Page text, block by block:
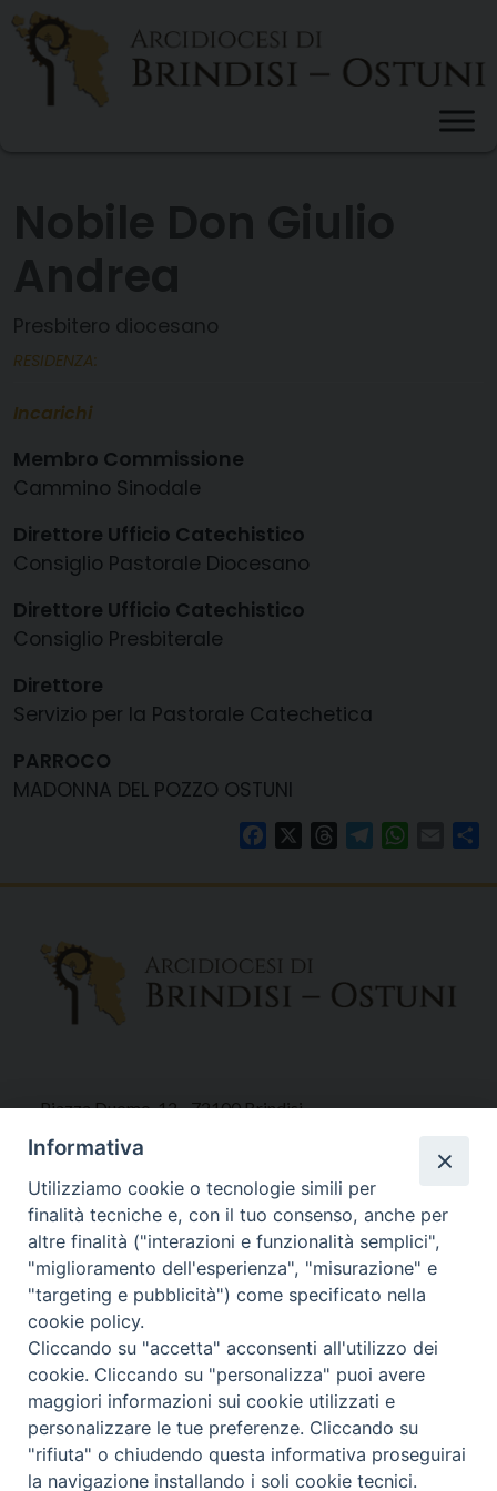
Skip
content
Presbitero diocesano
RESIDENZA:
Incarichi
Membro Commissione
Cammino Sinodale
Direttore Ufficio Catechistico
Consiglio Pastorale Diocesano
Direttore Ufficio Catechistico
Consiglio Presbiterale
Direttore
Servizio per la Pastorale Catechetica
PARROCO
MADONNA DEL POZZO OSTUNI
FacebookThreadsTelegram Email
Piazza Duomo, 12 - 72100 Brindisi
Tel 0831.521958
Fax 0831.528315
Orari Curia
Mar. / Mer. / Giov. ore 9 - 13
nei mesi estivi solo Martedì ore 9 - 13
WebMail
Informativa
Utilizziamo cookie o tecnologie simili per
finalità tecniche e, con il tuo consenso, anche per
altre finalità ("interazioni e funzionalità semplici",
"miglioramento dell'esperienza", "misurazione" e
"targeting e pubblicità") come specificato nella
cookie policy.
Cliccando su "accetta" acconsenti all'utilizzo dei
cookie. Cliccando su "personalizza" puoi avere
maggiori informazioni sui cookie utilizzati e
personalizzare le tue preferenze. Cliccando su
"rifiuta" o chiudendo questa informativa proseguirai
la navigazione installando i soli cookie tecnici.